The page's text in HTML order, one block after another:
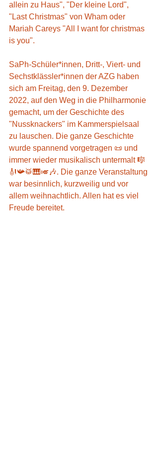
allein zu Haus", "Der kleine Lord",
"Last Christmas" von Wham oder
Mariah Careys "All I want for christmas
is you".
SaPh-Schüler*innen, Dritt-, Viert- und
Sechstklässler*innen der AZG haben
sich am Freitag, den 9. Dezember
2022, auf den Weg in die Philharmonie
gemacht, um der Geschichte des
"Nussknackers" im Kammerspielsaal
zu lauschen. Die ganze Geschichte
wurde spannend vorgetragen 📜 und
immer wieder musikalisch untermalt 🎼
🎻📯🥁🎹🎺🎶. Die ganze Veranstaltung
war besinnlich, kurzweilig und vor
allem weihnachtlich. Allen hat es viel
Freude bereitet.